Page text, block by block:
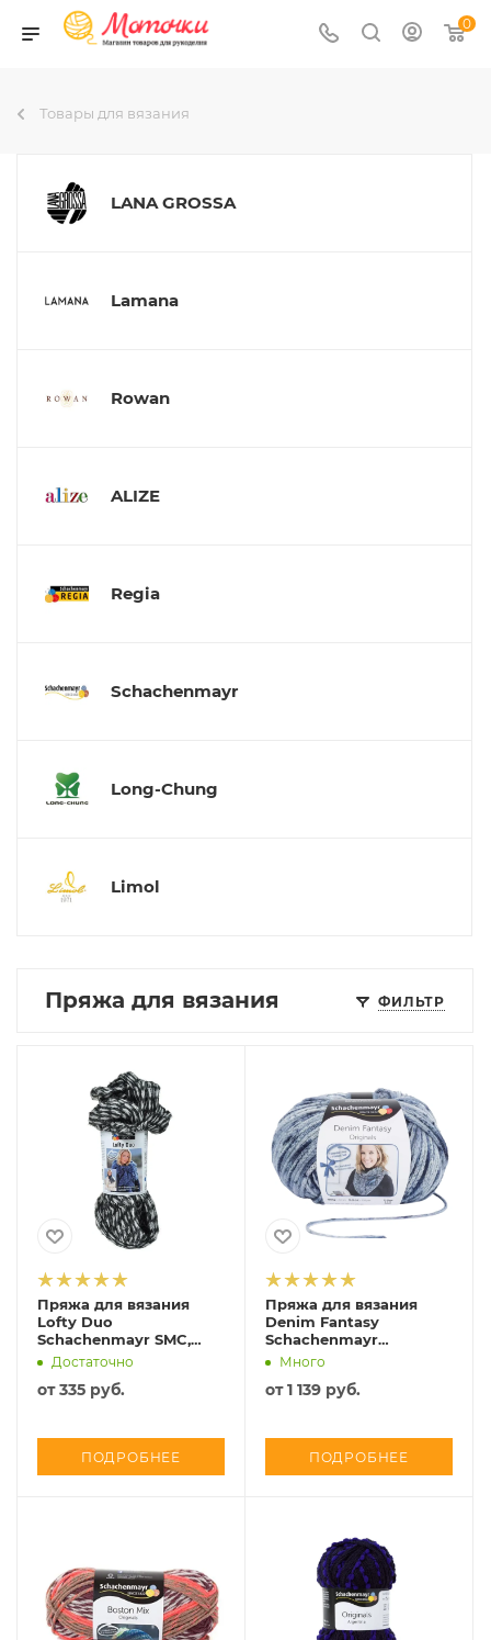
0
Товары для вязания
LANA GROSSA
Lamana
Rowan
ALIZE
Regia
Schachenmayr
Long-Сhung
Limol
ФИЛЬТР
Пряжа для вязания
Пряжа для вязания
Lofty Duo
Schachenmayr SMC,
COATS, 9891717-09999
Достаточно
от335 руб.
ПОДРОБНЕЕ
Пряжа для вязания
Denim Fantasy
Schachenmayr
Originals, MEZ, 9807831
Много
от1 139 руб.
ПОДРОБНЕЕ